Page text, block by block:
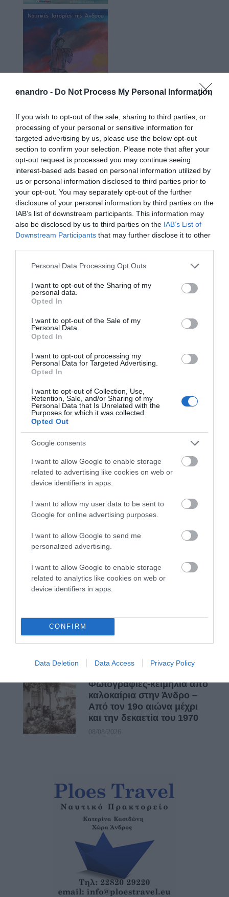
enandro - Do Not Process My Personal Information
If you wish to opt-out of the sale, sharing to third parties, or
processing of your personal or sensitive information for
targeted advertising by us, please use the below opt-out
section to confirm your selection. Please note that after your
opt-out request is processed you may continue seeing
interest-based ads based on personal information utilized by
us or personal information disclosed to third parties prior to
your opt-out. You may separately opt-out of the further
disclosure of your personal information by third parties on the
IAB’s list of downstream participants. This information may
also be disclosed by us to third parties on the IAB’s List of
Downstream Participants that may further disclose it to other
Please note that this website/app uses one or more Google
not limited to your visit or usage behaviour. You may click to
grant or deny consent to Google and its third-party tags to
use your data for below specified purposes in below Google
consent section.
Personal Data Processing Opt Outs
I want to opt-out of the Sharing of my
personal data.
Opted In
I want to opt-out of the Sale of my
Personal Data.
Opted In
I want to opt-out of processing my
Personal Data for Targeted Advertising.
Opted In
I want to opt-out of Collection, Use,
Retention, Sale, and/or Sharing of my
Personal Data that Is Unrelated with the
Purposes for which it was collected.
Opted Out
Google consents
I want to allow Google to enable storage
related to advertising like cookies on web or
device identifiers in apps.
I want to allow my user data to be sent to
Google for online advertising purposes.
I want to allow Google to send me
personalized advertising.
I want to allow Google to enable storage
related to analytics like cookies on web or
device identifiers in apps.
CONFIRM
Data Deletion Data Access Privacy Policy
Προτεινόμενα άρθρα
ΓΙΑ ΤΗΝ ΓΙΟΡΤΗ ΤΟΥ ΓΕΡΟΝΤΑ ΕΥΔΟΚΙΜΟΥ
ΤΟ ΜΕΓΑΛΥΤΕΡΟ ΠΑΝΗΓΥΡΙ ΤΗΣ ΑΝΔΡΟΥ: Του
ΟΡΜΟΣ ΚΟΡΘΙΟΥ: Όταν η φωτογραφία γίνεται μνήμη
Πρόσφατα Άρθρα
ΓΙΑ ΤΗΝ ΓΙΟΡΤΗ ΤΟΥ
10/08/2026
ΑΠΟΔΡΑΣΕΙΣ ΣΤΗΝ
ΑΝΔΡΟ
ΑΝΑΚΟΙΝΩΣΕΙΣ
ΛΙΜΕΝΑΡΧΕΙΟΥ &
ΠΟΛΙΤΙΚΗΣ ΠΡΟΣΤΑΣΙΑΣ:
Συνεχίζει το μελτέμι και ο
κίνδυνος πυρκαγιας…
ΔΥΟ ΚΑΛΟΚΑΙΡΙΝΑ
γενιά συναντά τη
09/08/2026
Φωτογραφίες-κειμήλια από
καλοκαίρια στην Άνδρο –
Από τον 19ο αιώνα μέχρι
και την δεκαετία του 1970
08/08/2026